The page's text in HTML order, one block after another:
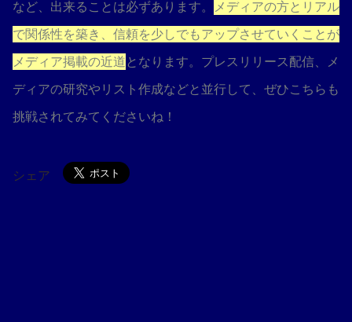
など、出来ることは必ずあります。 メディアの方とリアル
で関係性を築き、信頼を少しでもアップさせていくことが
メディア掲載の近道となります。プレスリリース配信、メ
ディアの研究やリスト作成などと並行して、ぜひこちらも
挑戦されてみてくださいね！
シェア